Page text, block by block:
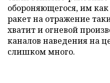
обороняющегося, им
ракет на отражение
хватит и огневой
каналов наведения на
слишком много.